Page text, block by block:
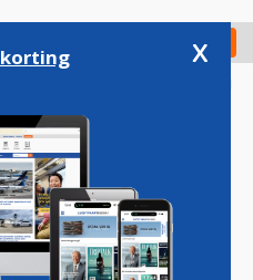
Check in
Vacatures
korting x